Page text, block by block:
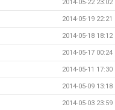
2014-05-22 23:02
2014-05-19 22:21
2014-05-18 18:12
2014-05-17 00:24
2014-05-11 17:30
2014-05-09 13:18
2014-05-03 23:59